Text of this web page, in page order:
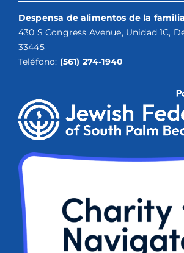
Despensa de alimentos de la
430 S Congress Avenue, Unidad 1C,
33445
Teléfono: (561) 274-1940